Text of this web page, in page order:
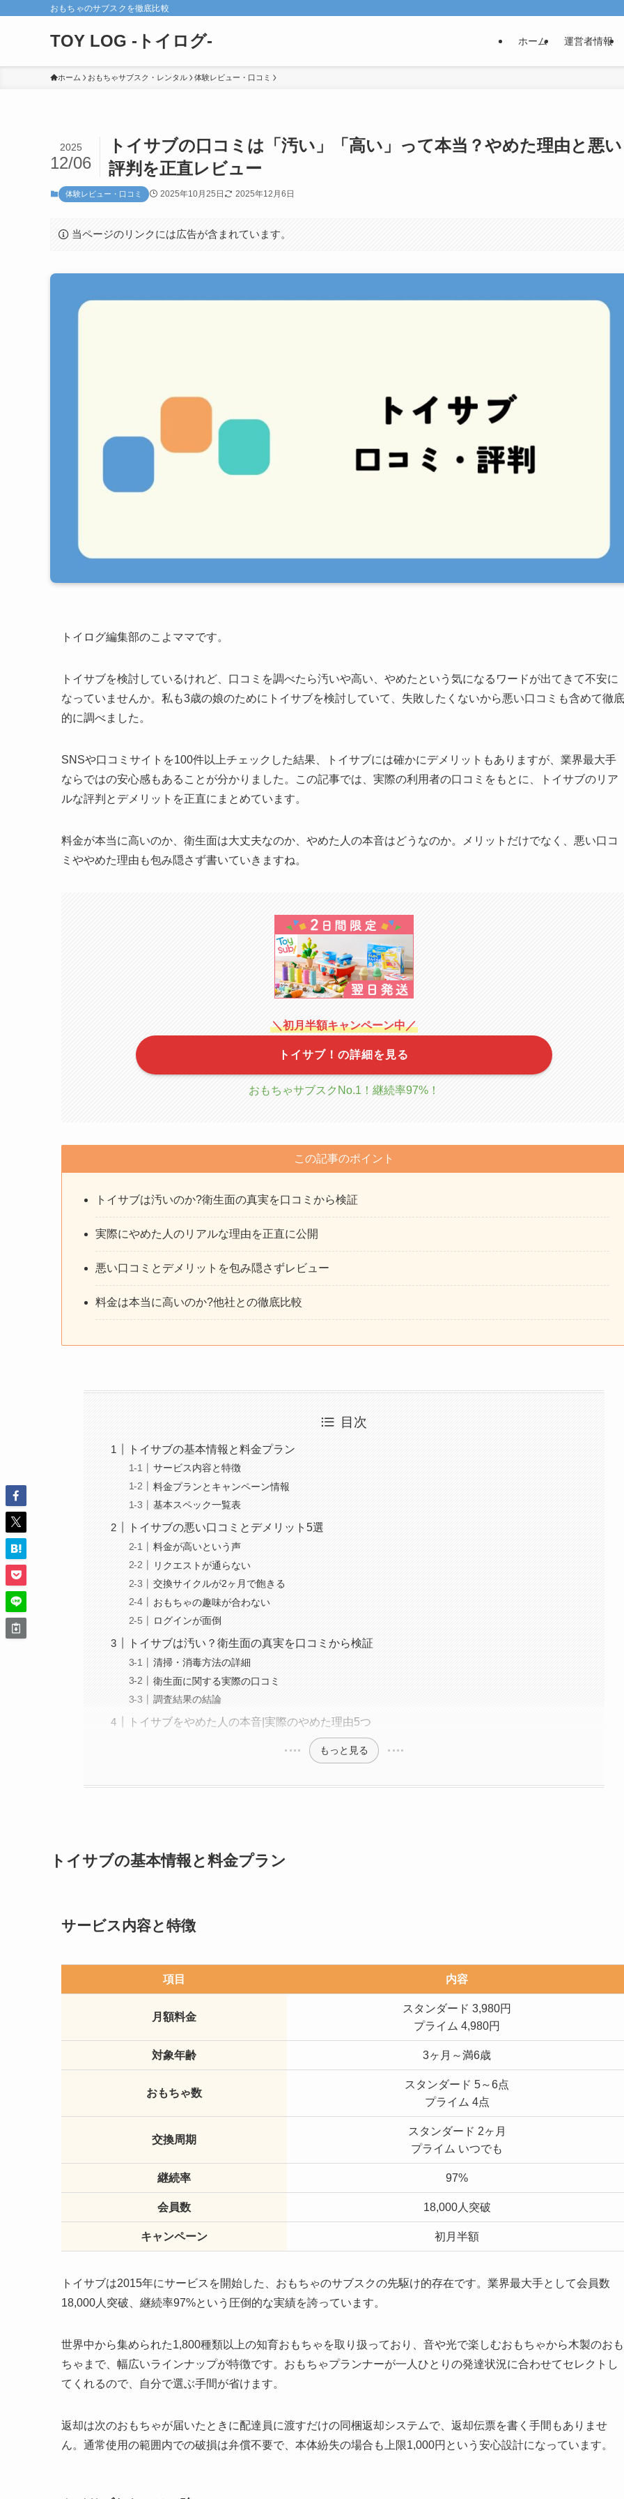
おもちゃのサブスクを徹底比較
TOY LOG -トイログ- ホーム 運営者情報
ホーム おもちゃサブスク・レンタル 体験レビュー・口コミ
トイサブの口コミは「汚い」「高い」って本当？やめた理由と悪い
評判を正直レビュー
2025
12/06
体験レビュー・口コミ 2025年10月25日 2025年12月6日
当ページのリンクには広告が含まれています。
トイログ編集部のこよママです。
トイサブを検討しているけれど、口コミを調べたら汚いや高い、やめたという気になるワードが出てきて不安に
なっていませんか。私も3歳の娘のためにトイサブを検討していて、失敗したくないから悪い口コミも含めて徹底
的に調べました。
SNSや口コミサイトを100件以上チェックした結果、トイサブには確かにデメリットもありますが、業界最大手
ならではの安心感もあることが分かりました。この記事では、実際の利用者の口コミをもとに、トイサブのリア
ルな評判とデメリットを正直にまとめています。
料金が本当に高いのか、衛生面は大丈夫なのか、やめた人の本音はどうなのか。メリットだけでなく、悪い口コ
ミややめた理由も包み隠さず書いていきますね。
＼初月半額キャンペーン中／
トイサブ！の詳細を見る
おもちゃサブスクNo.1！継続率97%！
この記事のポイント
トイサブは汚いのか?衛生面の真実を口コミから検証
実際にやめた人のリアルな理由を正直に公開
悪い口コミとデメリットを包み隠さずレビュー
料金は本当に高いのか?他社との徹底比較
目次
トイサブの基本情報と料金プラン
サービス内容と特徴
料金プランとキャンペーン情報
基本スペック一覧表
トイサブの悪い口コミとデメリット5選
料金が高いという声
リクエストが通らない
交換サイクルが2ヶ月で飽きる
おもちゃの趣味が合わない
ログインが面倒
トイサブは汚い？衛生面の真実を口コミから検証
清掃・消毒方法の詳細
衛生面に関する実際の口コミ
調査結果の結論
トイサブをやめた人の本音|実際のやめた理由5つ
もっと見る
トイサブの基本情報と料金プラン
サービス内容と特徴
項目 内容
月額料金
スタンダード 3,980円
プライム 4,980円
対象年齢 3ヶ月～満6歳
おもちゃ数
スタンダード 5～6点
プライム 4点
交換周期
スタンダード 2ヶ月
プライム いつでも
継続率 97%
会員数 18,000人突破
キャンペーン 初月半額
トイサブは2015年にサービスを開始した、おもちゃのサブスクの先駆け的存在です。業界最大手として会員数
18,000人突破、継続率97%という圧倒的な実績を誇っています。
世界中から集められた1,800種類以上の知育おもちゃを取り扱っており、音や光で楽しむおもちゃから木製のおも
ちゃまで、幅広いラインナップが特徴です。おもちゃプランナーが一人ひとりの発達状況に合わせてセレクトし
てくれるので、自分で選ぶ手間が省けます。
返却は次のおもちゃが届いたときに配達員に渡すだけの同梱返却システムで、返却伝票を書く手間もありませ
ん。通常使用の範囲内での破損は弁償不要で、本体紛失の場合も上限1,000円という安心設計になっています。